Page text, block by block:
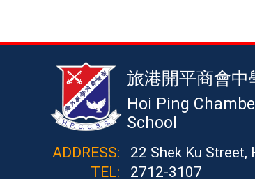
旅港開平商會中
Hoi Ping
School
ADDRESS:
22 Shek Ku Street,
TEL:
2712-3107